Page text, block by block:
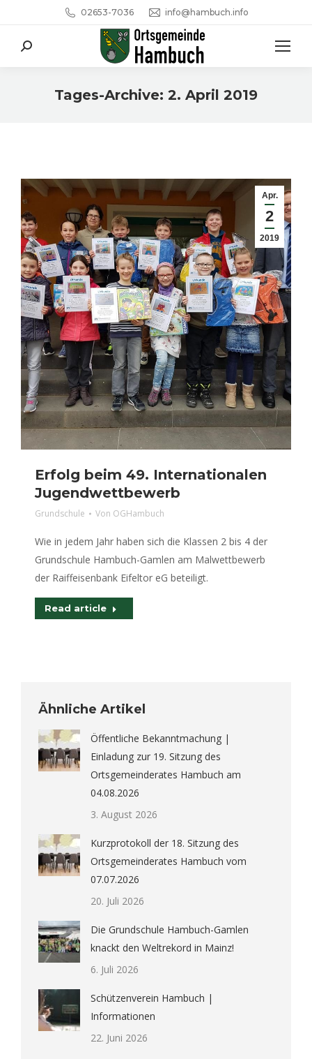
02653-7036 info@hambuch.info
Search:
Tages-Archive: 2. April 2019
Apr.
2
2019
Erfolg beim 49. Internationalen
Jugendwettbewerb
Grundschule Von OGHambuch
Wie in jedem Jahr haben sich die Klassen 2 bis 4 der
Grundschule Hambuch-Gamlen am Malwettbewerb
der Raiffeisenbank Eifeltor eG beteiligt.
Read article
Ähnliche Artikel
Öffentliche Bekanntmachung |
Einladung zur 19. Sitzung des
Ortsgemeinderates Hambuch am
04.08.2026
3. August 2026
Kurzprotokoll der 18. Sitzung des
Ortsgemeinderates Hambuch vom
07.07.2026
20. Juli 2026
Die Grundschule Hambuch-Gamlen
knackt den Weltrekord in Mainz!
6. Juli 2026
Schützenverein Hambuch |
Informationen
22. Juni 2026